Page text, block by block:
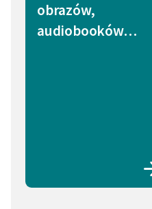
obrazów,
audiobooków…